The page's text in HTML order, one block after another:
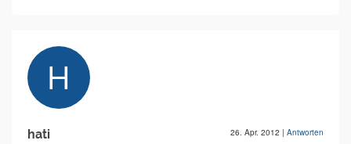
hati 26. Apr. 2012 | Antworten